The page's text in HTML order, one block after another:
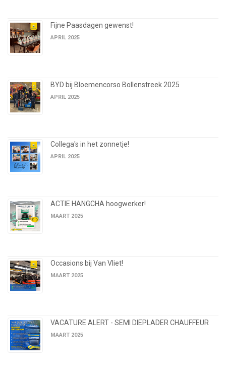
Fijne Paasdagen gewenst!
APRIL 2025
BYD bij Bloemencorso Bollenstreek 2025
APRIL 2025
Collega's in het zonnetje!
APRIL 2025
ACTIE HANGCHA hoogwerker!
MAART 2025
Occasions bij Van Vliet!
MAART 2025
VACATURE ALERT - SEMI DIEPLADER CHAUFFEUR
MAART 2025